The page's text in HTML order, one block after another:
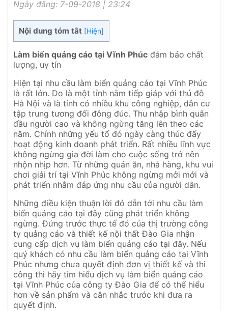
Ngày đăng: 7-09-2018 | 23:24
Nội dung tóm tắt [Hiện]
Làm biển quảng cáo tại Vĩnh Phúc đảm bảo chất
lượng, uy tín
Hiện tại nhu cầu làm biển quảng cáo tại Vĩnh Phúc
là rất lớn. Do là một tỉnh nằm tiếp giáp với thủ đô
Hà Nội và là tỉnh có nhiều khu công nghiệp, dân cư
tập trung tương đối đông đúc. Thu nhập bình quân
đầu người cao và không ngừng tăng lên theo các
năm. Chính những yếu tố đó ngày càng thúc đẩy
hoạt động kinh doanh phát triển. Rất nhiều lĩnh vực
không ngừng gia đời làm cho cuộc sống trở nên
nhộn nhịp hơn. Từ những quán ăn, nhà hàng, khu vui
chơi giải trí tại Vĩnh Phúc không ngừng mởi mới và
phát triển nhằm đáp ứng nhu cầu của người dân.
Những điều kiện thuận lời đó dẫn tới nhu cầu làm
biển quảng cáo tại đây cũng phát triển không
ngừng. Đứng trước thực tế đó của thị trường công
ty quảng cáo và thiết kế nội thất Đào Gia nhận
cung cấp dịch vụ làm biển quảng cáo tại đây. Nếu
quý khách có nhu cầu làm biển quảng cáo tại Vĩnh
Phúc nhưng chưa quyết định đơn vị thiết kế và thi
công thì hãy tìm hiểu dịch vụ làm biển quảng cáo
tại Vĩnh Phúc của công ty Đào Gia để có thể hiểu
hơn về sản phẩm và cân nhắc trước khi đưa ra
quyết định.